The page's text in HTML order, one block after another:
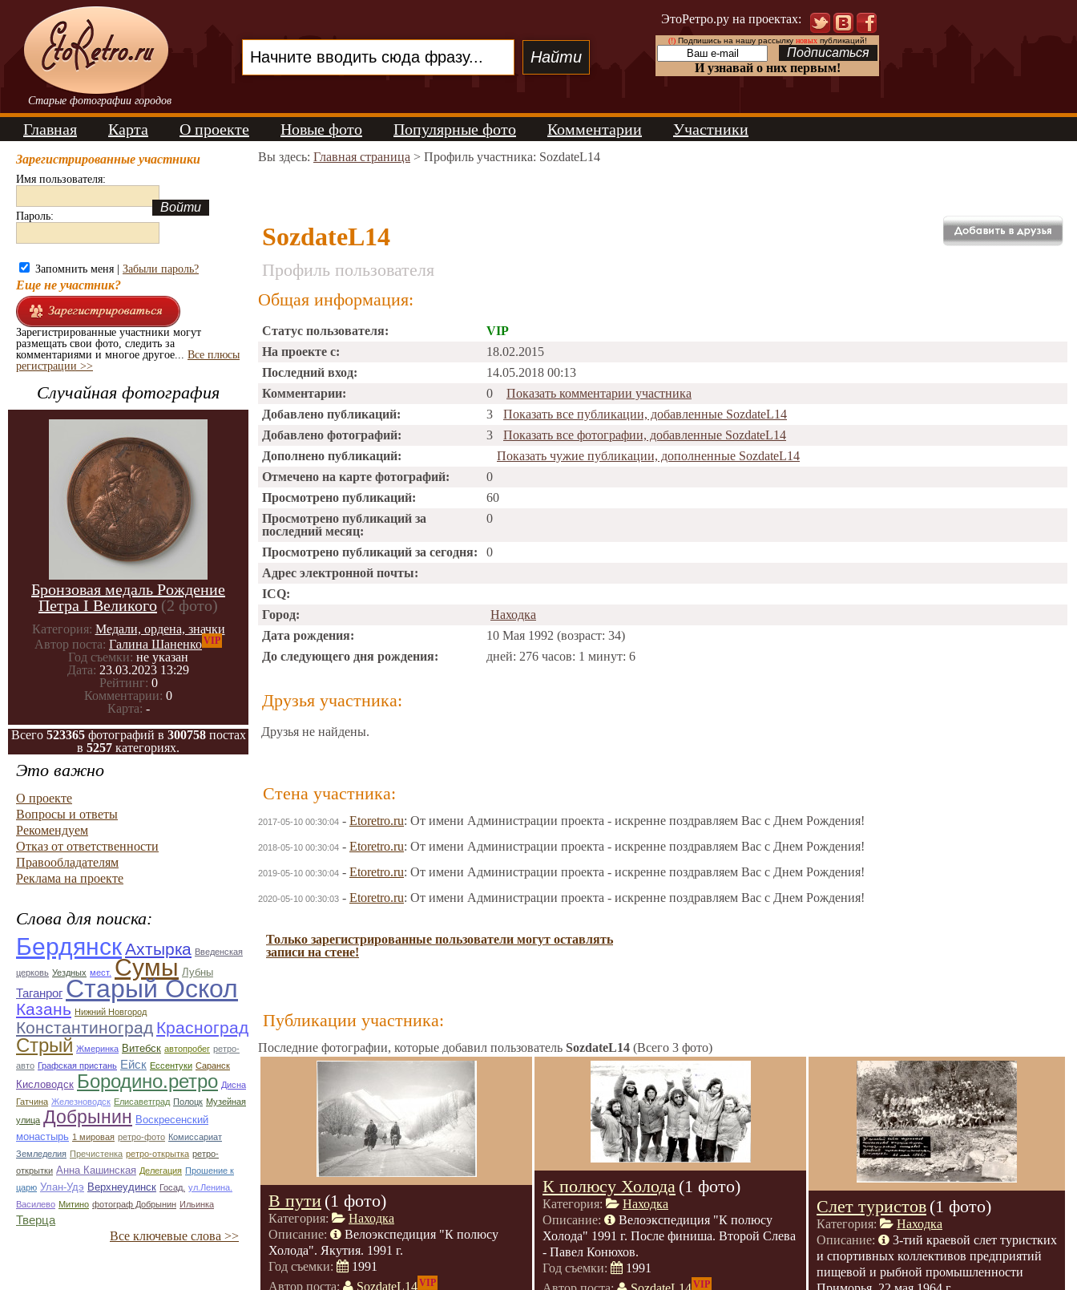
Старые фотографии городов
ЭтоРетро.ру на проектах:
(!)Подпишись на нашу рассылку новыхпубликаций!
И узнавай о них первым!
Главная Карта О проекте Новые фото Популярные фото Комментарии Участники
Зарегистрированные участники
Имя пользователя:
Пароль:
Запомнить меня | Забыли пароль?
Еще не участник?
Зарегистрированные участники могут
размещать свои фото, следить за
комментариями и многое другое... Все плюсы
регистрации >>
Случайная фотография
Бронзовая медаль Рождение
Петра I Великого (2 фото)
Категория: Медали, ордена, значки
Автор поста: Галина ШаненкоVIP
Год съемки: не указан
Дата: 23.03.2023 13:29
Рейтинг: 0
Комментарии: 0
Карта: -
Всего 523365фотографий в 300758постах
в 5257 категориях.
Это важно
О проекте
Вопросы и ответы
Рекомендуем
Отказ от ответственности
Правообладателям
Реклама на проекте
Слова для поиска:
БердянскАхтырка Введенская
церковь Уездных мест. Сумы Лубны
Таганрог Старый Оскол
Казань Нижний Новгород
Константиноград Красноград
Стрый Жмеринка Витебск автопробег ретро-
авто Графская пристань Ейск Ессентуки Саранск
Кисловодск Бородино.ретро Дисна
Гатчина Железноводск Елисаветград Полоцк Музейная
улица Добрынин Воскресенский
монастырь 1 мировая ретро-фото Комиссариат
Земледелия Пречистенка ретро-открытка ретро-
открытки Анна Кашинская Делегация Прошение к
царю Улан-Удэ Верхнеудинск Госад. ул.Ленина.
Василево Митино фотограф Добрынин Ильинка
Тверца
Все ключевые слова >>
Вы здесь: Главная страница > Профиль участника: SozdateL14
SozdateL14
Профиль пользователя
Общая информация:
Статус пользователя:
VIP
На проекте с:
18.02.2015
Последний вход:
14.05.2018 00:13
Комментарии:
0
Показать комментарии участника
Добавлено публикаций:
3
Показать все публикации, добавленные SozdateL14
Добавлено фотографий:
3
Показать все фотографии, добавленные SozdateL14
Дополнено публикаций:
Показать чужие публикации, дополненные SozdateL14
Отмечено на карте фотографий:
0
Просмотрено публикаций:
60
Просмотрено публикаций за
последний месяц:
0
Просмотрено публикаций за сегодня:
0
Адрес электронной почты:
ICQ:
Город:
Находка
Дата рождения:
10 Мая 1992 (возраст: 34)
До следующего дня рождения:
дней: 276 часов: 1 минут: 6
Друзья участника:
Друзья не найдены.
Стена участника:
2017-05-10 00:30:04 - Etoretro.ru: От имени Администрации проекта - искренне поздравляем Вас с Днем Рождения!
2018-05-10 00:30:04 - Etoretro.ru: От имени Администрации проекта - искренне поздравляем Вас с Днем Рождения!
2019-05-10 00:30:04 - Etoretro.ru: От имени Администрации проекта - искренне поздравляем Вас с Днем Рождения!
2020-05-10 00:30:03 - Etoretro.ru: От имени Администрации проекта - искренне поздравляем Вас с Днем Рождения!
Только зарегистрированные пользователи могут оставлять
записи на стене!
Публикации участника:
Последние фотографии, которые добавил пользователь SozdateL14 (Всего 3 фото)
В пути (1 фото)
Категория:
Находка
Описание:
Велоэкспедиция "К полюсу
Холода". Якутия. 1991 г.
Год съемки:
1991
Автор поста:
SozdateL14VIP
К полюсу Холода (1 фото)
Категория:
Находка
Описание:
Велоэкспедиция "К полюсу
Холода" 1991 г. После финиша. Второй Слева
- Павел Конюхов.
Год съемки:
1991
VIP
Слет туристов (1 фото)
Категория:
Находка
Описание:
3-тий краевой слет туристких
и спортивных коллективов предприятий
пищевой и рыбной промышленности